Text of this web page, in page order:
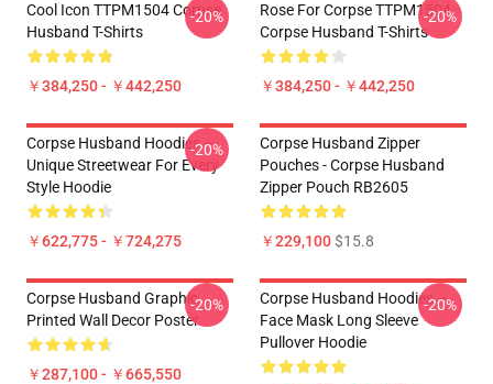
Cool Icon TTPM1504 Corpse
Husband T-Shirts
￥384,250 - ￥442,250
-20%
Rose For Corpse TTPM1504
Corpse Husband T-Shirts
￥384,250 - ￥442,250
-20%
Corpse Husband Hoodies –
Unique Streetwear For Every
Style Hoodie
￥622,775 - ￥724,275
-20%
Corpse Husband Zipper
Pouches - Corpse Husband
Zipper Pouch RB2605
￥229,100$15.8
Corpse Husband Graphic
Printed Wall Decor Poster
￥287,100 - ￥665,550
-20%
Corpse Husband Hoodies –
Face Mask Long Sleeve
Pullover Hoodie
-20%